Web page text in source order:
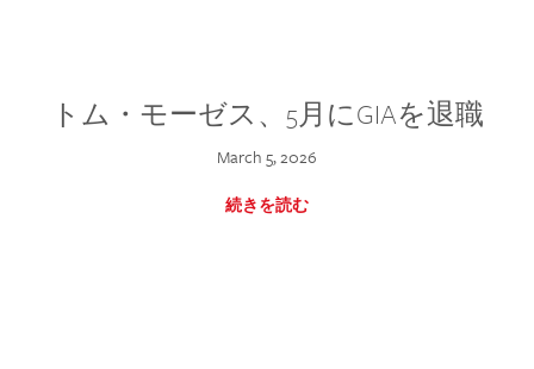
トム・モーゼス、5月にGIAを退職
March 5, 2026
続きを読む